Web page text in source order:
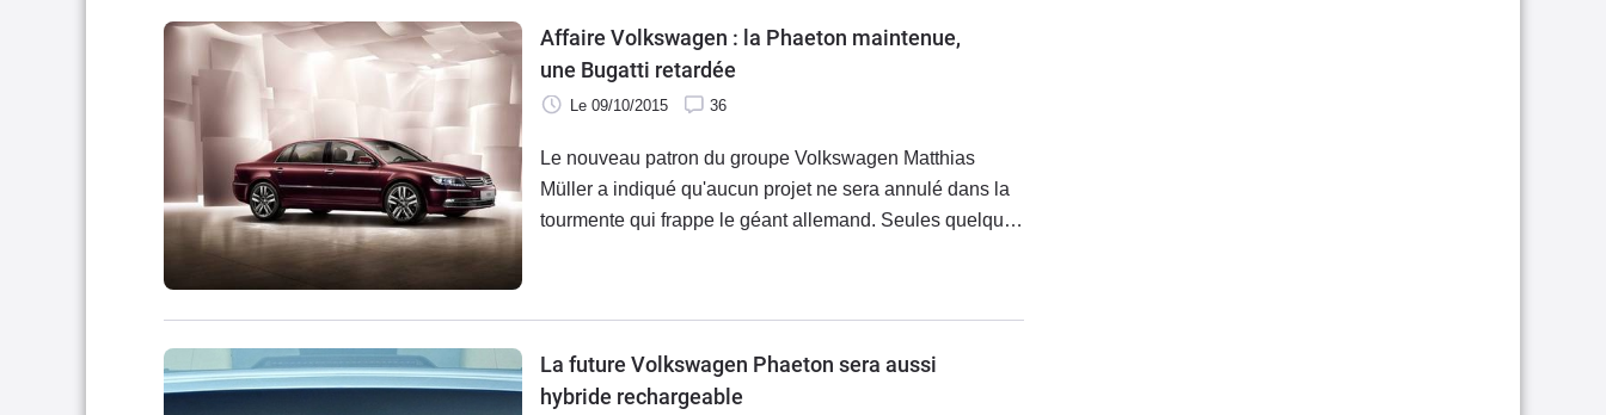
Affaire Volkswagen : la Phaeton maintenue,
une Bugatti retardée
Le 09/10/2015 36
Le nouveau patron du groupe Volkswagen Matthias
Müller a indiqué qu'aucun projet ne sera annulé dans la
tourmente qui frappe le géant allemand. Seules quelques
La future Volkswagen Phaeton sera aussi
hybride rechargeable